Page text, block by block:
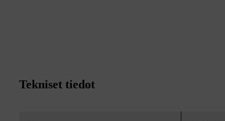
Tekniset tiedot